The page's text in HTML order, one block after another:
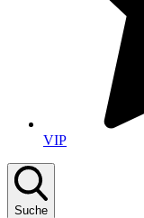
VIP
Suche